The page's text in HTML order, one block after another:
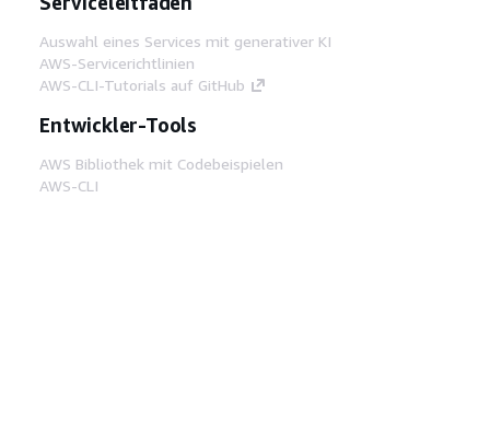
Auswahl eines Services mit generativer KI
AWS-Servicerichtlinien
AWS-CLI-Tutorials auf GitHub
Entwickler-Tools
AWS Bibliothek mit Codebeispielen
AWS-CLI